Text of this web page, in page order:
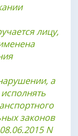
лицу,
а
законов
N